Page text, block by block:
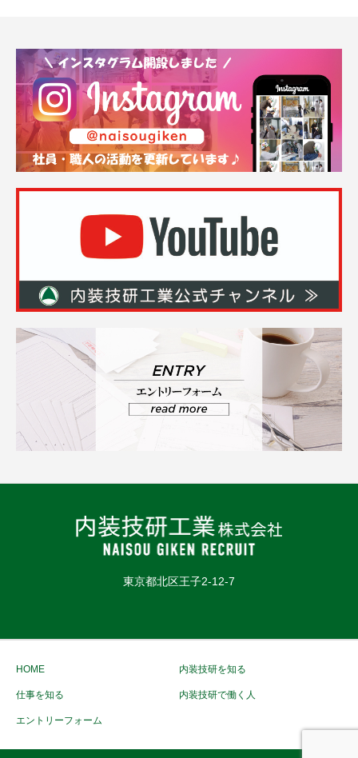
東京都北区王子2-12-7
HOME 内装技研を知る
仕事を知る 内装技研で働く人
エントリーフォーム